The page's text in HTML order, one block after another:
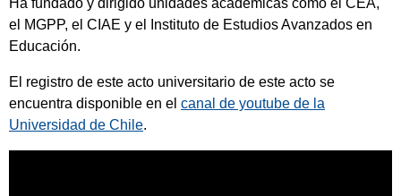
el MGPP, el CIAE y el Instituto de Estudios Avanzados en
Educación.
El registro de este acto universitario de este acto se
encuentra disponible en el canal de youtube de la
Universidad de Chile.